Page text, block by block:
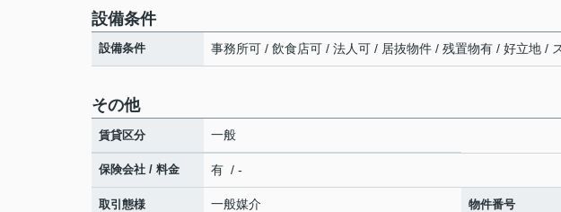
設備条件
設備条件 事務所可 / 飲食店可 / 法人可 / 居抜物件 / 残置物有 / 好立地 /
その他
賃貸区分 一般
保険会社 / 料金 有 / -
取引態様 一般媒介 物件番号